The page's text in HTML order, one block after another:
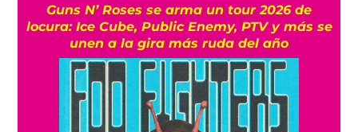
Guns N’ Roses se arma un tour 2026 de
locura: Ice Cube, Public Enemy, PTV y más se
unen a la gira más ruda del año